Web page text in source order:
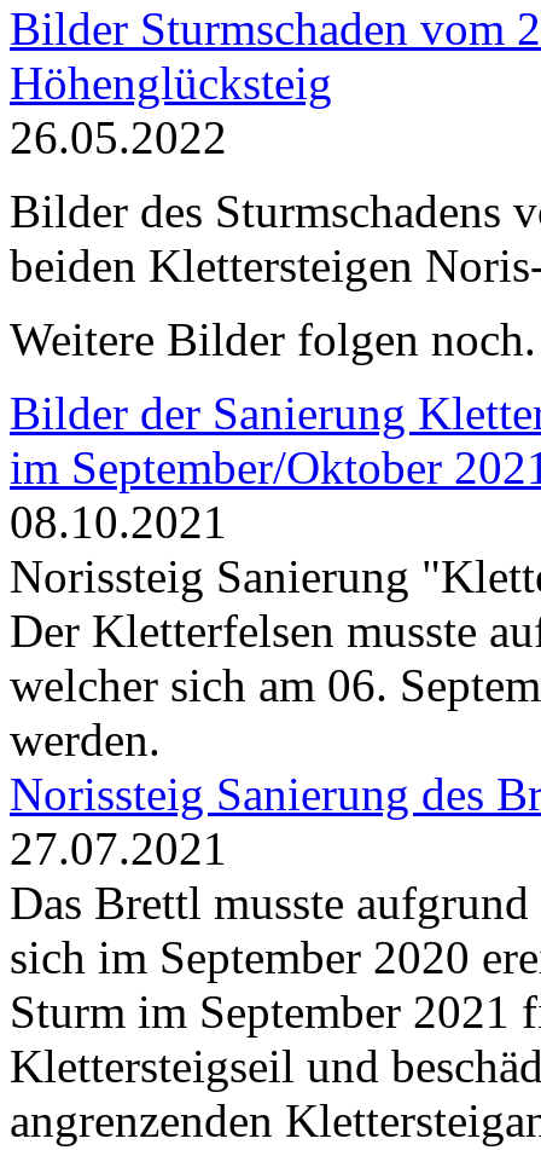
Bilder Sturmschaden vom
Höhenglücksteig
26.05.2022
Bilder des Sturmschadens
beiden Klettersteigen
Weitere Bilder folgen noch.
Bilder der Sanierung
im September/Oktober
08.10.2021
Norissteig Sanierung
Der Kletterfelsen musste
welcher sich am 06.
werden.
Norissteig Sanierung des
27.07.2021
Das Brettl musste
sich im September 2020
Sturm im September 2021
Klettersteigseil und
angrenzenden